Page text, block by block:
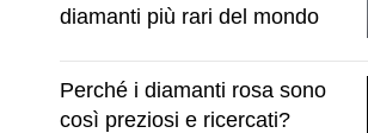
diamanti più rari del mondo
Perché i diamanti rosa sono
così preziosi e ricercati?